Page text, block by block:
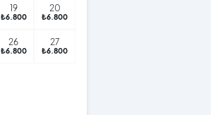
19
₺6.800
20
₺6.800
26
₺6.800
27
₺6.800